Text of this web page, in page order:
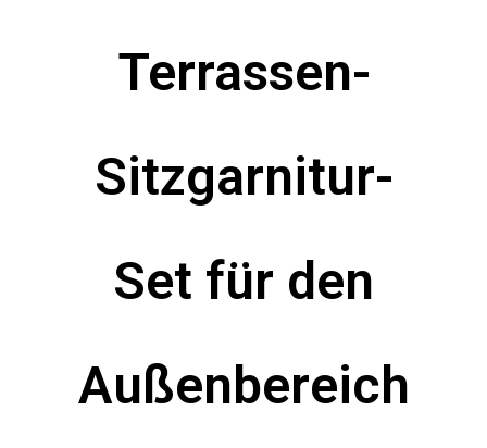
Terrassen-
Sitzgarnitur-
Set für den
Außenbereich